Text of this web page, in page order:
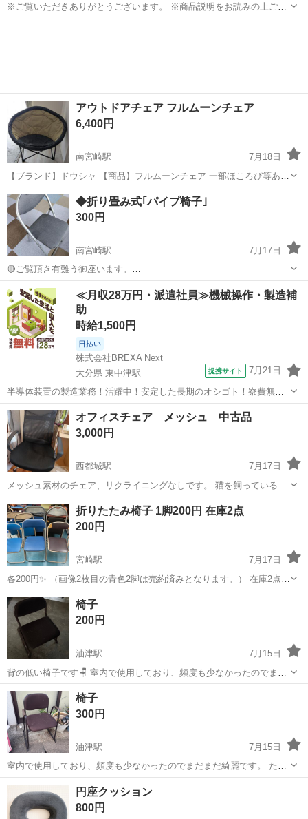
※ご覧いただきありがとうございます。 ※商品説明をお読みの上ご納
アウトドアチェア フルムーンチェア
6,400円
南宮崎駅
7月18日
【ブランド】ドウシャ 【商品】フルムーンチェア 一部ほころび等あり
ます。写真あり 【カラー】ベージュ&グレー（ナフコ限定カラー）
【サイズ】104cm×87cm×94cm 【型番】APL-RC707N 【素材】スチー
ル、ポリ...
宮崎 宮崎市 南宮崎駅 椅子
◆折り畳み式｢パイプ椅子｣
300円
南宮崎駅
7月17日
🔴ご覧頂き有難う御座います。
―――――――――――――――――― 🟢折り畳み式パイプ椅子 🟢小
さな傷補修が有りますが～ 大きな醜い傷は無いようです。
―――――――――――――――――― 🟣知人からの依頼ですが既に
当方が...
宮崎 宮崎市 南宮崎駅 椅子
≪月収28万円・派遣社員≫機械操作・製造補
助
時給1,500円
日払い
株式会社BREXA Next
大分県 東中津駅
提携サイト 7月21日
半導体装置の製造業務！活躍中！安定した長期のオシゴト！寮費無料
★赴任旅費会社負担◎20代～40代の男性活躍中★未経験活躍中！高時
給1,500円！《大分県中津市》 人気の工場のお仕事 ◇半導体装置内部
のシート製造◇ ＊クリー...
大分 中津市
オフィスチェア メッシュ 中古品
3,000円
西都城駅
7月17日
メッシュ素材のチェア、リクライニングなしです。 猫を飼っているの
で、革部分に多少傷ありますが、めくれる程ではないです。
宮崎 都城市 西都城駅 椅子
折りたたみ椅子 1脚200円 在庫2点
200円
宮崎駅
7月17日
各200円✨ （画像2枚目の青色2脚は売約済みとなります。） 在庫2点あ
ります。 状態は様々で、スレ傷、破れ等あるものもあります。 現状の
ままのお渡しです。 ★取引場所★ 【リサイクル倉庫】 宮崎市永楽町
132...
宮崎 宮崎市 宮崎駅
椅子
200円
油津駅
7月15日
背の低い椅子です🪑 室内で使用しており、頻度も少なかったのでまだ
まだ綺麗です。 ただし、祖母が使用していた物で シートを洗うか カ
バーなどしていただく必要があるかと思います。 現状渡しになります
のでご理解いただける方...
宮崎 日南市 油津駅
椅子
300円
油津駅
7月15日
室内で使用しており、頻度も少なかったのでまだまだ綺麗です。 ただ
し、祖母が使用していた物で シートを洗うか カバーなどしていただく
必要があるかと思います。 現状渡しになりますのでご理解いただける
方へお譲りします。
宮崎 日南市 油津駅
円座クッション
800円